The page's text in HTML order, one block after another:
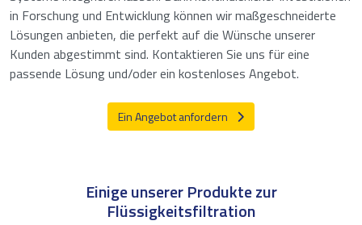
in Forschung und Entwicklung können wir maßgeschneiderte
Lösungen anbieten, die perfekt auf die Wünsche unserer
Kunden abgestimmt sind. Kontaktieren Sie uns für eine
passende Lösung und/oder ein kostenloses Angebot.
Ein Angebot anfordern
Einige unserer Produkte zur
Flüssigkeitsfiltration